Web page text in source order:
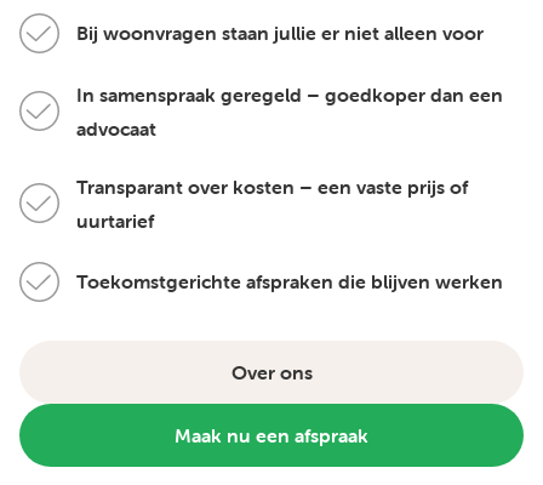
Bij woonvragen staan jullie er niet alleen voor
In samenspraak geregeld – goedkoper dan een
advocaat
Transparant over kosten – een vaste prijs of
uurtarief
Toekomstgerichte afspraken die blijven werken
Over ons
Maak nu een afspraak